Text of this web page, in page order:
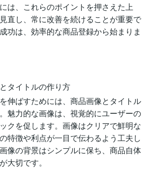
は、これらのポイントを押さえた上
直し、常に改善を続けることが重要で
功は、効率的な商品登録から始まりま
タイトルの作り方
伸ばすためには、商品画像とタイトル
魅力的な画像は、視覚的にユーザーの
クを促します。画像はクリアで鮮明な
特徴や利点が一目で伝わるよう工夫し
像の背景はシンプルに保ち、商品自体
大切です。